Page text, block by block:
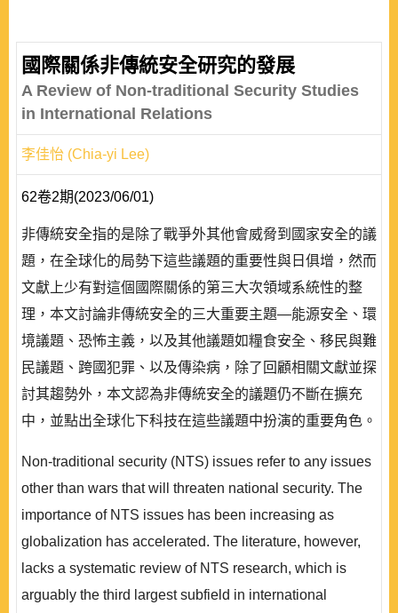
國際關係非傳統安全研究的發展
A Review of Non-traditional Security Studies
in International Relations
李佳怡 (Chia-yi Lee)
62卷2期(2023/06/01)
非傳統安全指的是除了戰爭外其他會威脅到國家安全的議
題，在全球化的局勢下這些議題的重要性與日俱增，然而
文獻上少有對這個國際關係的第三大次領域系統性的整
理，本文討論非傳統安全的三大重要主題—能源安全、環
境議題、恐怖主義，以及其他議題如糧食安全、移民與難
民議題、跨國犯罪、以及傳染病，除了回顧相關文獻並探
討其趨勢外，本文認為非傳統安全的議題仍不斷在擴充
中，並點出全球化下科技在這些議題中扮演的重要角色。
Non-traditional security (NTS) issues refer to any issues
other than wars that will threaten national security. The
importance of NTS issues has been increasing as
globalization has accelerated. The literature, however,
lacks a systematic review of NTS research, which is
arguably the third largest subfield in international